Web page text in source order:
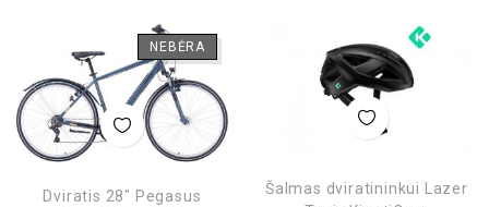
NEBĖRA
Dviratis 28″ Pegasus
Šalmas dviratininkui Lazer